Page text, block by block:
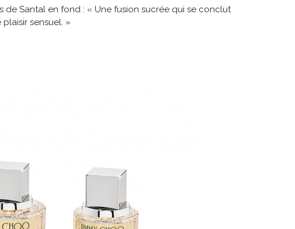
de Santal en fond : « Une fusion sucrée qui se conclut
sensuel. »